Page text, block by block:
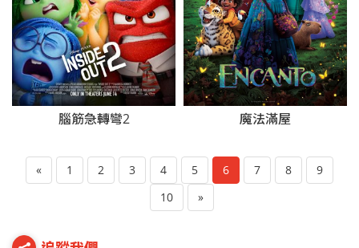
腦筋急轉彎2 魔法滿屋
« 1 2 3 4 5 6 7 8
9
10
»